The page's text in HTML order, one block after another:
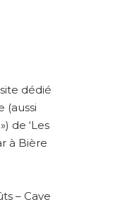
dédié
(aussi
de ‘Les
à Bière
– Cave